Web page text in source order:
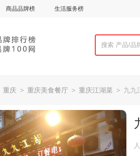
商品品牌榜 生活服务榜
重庆 > 重庆美食餐厅 > 重庆江湖菜 > 九九